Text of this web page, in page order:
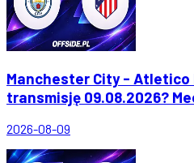
Manchester City -
transmisję 09.08.2026?
2026-08-09